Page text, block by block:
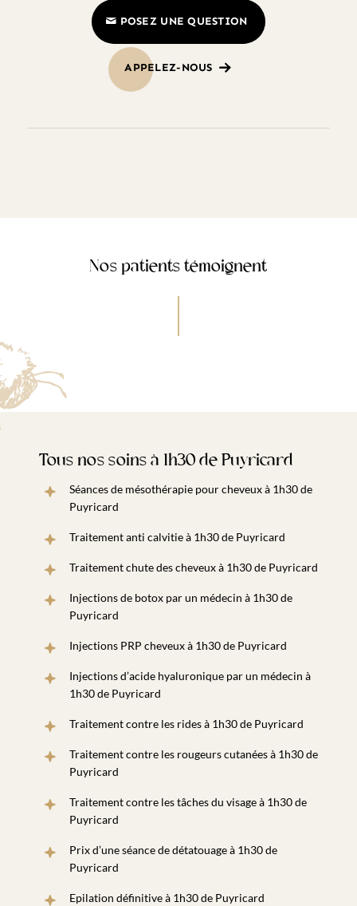
POSEZ UNE QUESTION
APPELEZ-NOUS
Nos patients témoignent
Tous nos soins à 1h30 de Puyricard
Séances de mésothérapie pour cheveux à 1h30 de
Puyricard
Traitement anti calvitie à 1h30 de Puyricard
Traitement chute des cheveux à 1h30 de Puyricard
Injections de botox par un médecin à 1h30 de
Puyricard
Injections PRP cheveux à 1h30 de Puyricard
Injections d’acide hyaluronique par un médecin à
1h30 de Puyricard
Traitement contre les rides à 1h30 de Puyricard
Traitement contre les rougeurs cutanées à 1h30 de
Puyricard
Traitement contre les tâches du visage à 1h30 de
Puyricard
Prix d’une séance de détatouage à 1h30 de
Puyricard
Epilation définitive à 1h30 de Puyricard